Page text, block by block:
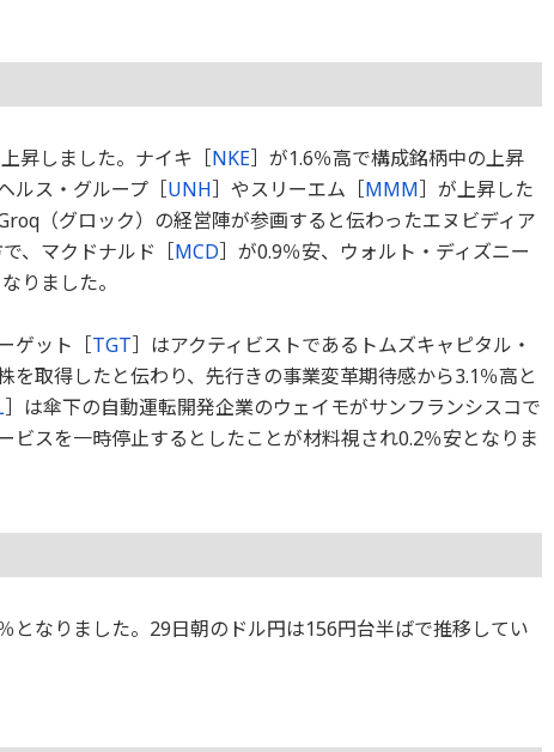
昇しました。ナイキ［NKE］が1.6％高で構成銘柄中の上昇
ルス・グループ［UNH］やスリーエム［MMM］が上昇した
（グロック）の経営陣が参画すると伝わったエヌビディア
、マクドナルド［MCD］が0.9％安、ウォルト・ディズニー
りました。
ゲット［TGT］はアクティビストであるトムズキャピタル・
を取得したと伝わり、先行きの事業変革期待感から3.1％高と
］は傘下の自動運転開発企業のウェイモがサンフランシスコで
ビスを一時停止するとしたことが材料視され0.2％安となりま
となりました。29日朝のドル円は156円台半ばで推移してい